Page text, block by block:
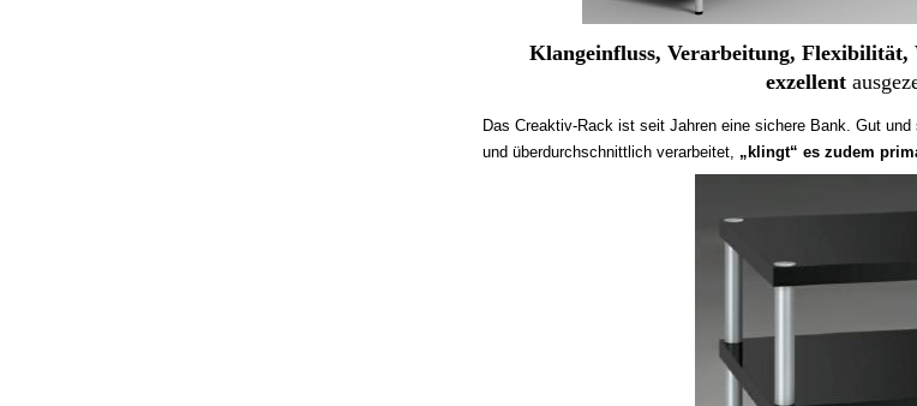
Klangeinfluss, Verarbeitung,
exzellent
Das Creaktiv-Rack ist seit Jahren eine sichere Bank. Gut
und überdurchschnittlich verarbeitet, „klingt“ es zudem